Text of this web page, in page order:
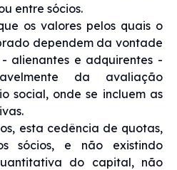
entre sócios.
os valores pelos quais o
dependem da vontade
alienantes e adquirentes -
da avaliação
social, onde se incluem as
esta cedência de quotas,
sócios, e não existindo
do capital, não